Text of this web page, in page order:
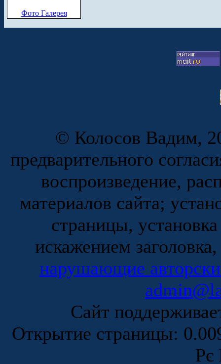
Фото Галерея
© Колосов Вадим,
предварительного
воспроизведение,
материалов сайта;
страницы,
искажением
нарушающие
Сайт
Открытие страницы:
Рє